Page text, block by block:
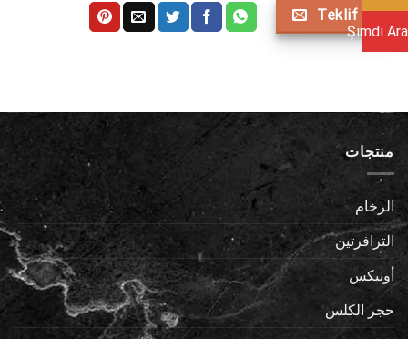
Teklif Al
منتجات
الرخام
الترافرتين
أونيكس
حجر الكلس
Şimdi Ara